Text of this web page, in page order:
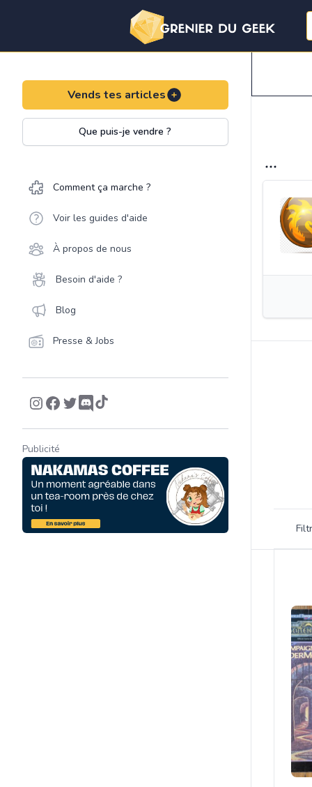
Vends tes articles
Que puis-je vendre ?
Comment ça marche ?
Voir les guides d'aide
À propos de nous
Besoin d'aide ?
Blog
Presse & Jobs
Publicité